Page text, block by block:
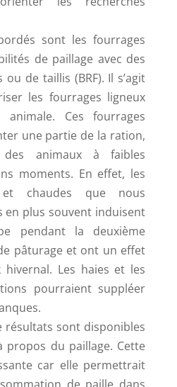
sont les fourrages
de paillage avec des
de taillis (BRF). Il s’agit
les fourrages ligneux
animale. Ces fourrages
une partie de la ration,
animaux à faibles
moments. En effet, les
et chaudes que nous
en plus souvent induisent
pendant la deuxième
pâturage et ont un effet
Les haies et les
pourraient suppléer
résultats sont disponibles
propos du paillage. Cette
car elle permettrait